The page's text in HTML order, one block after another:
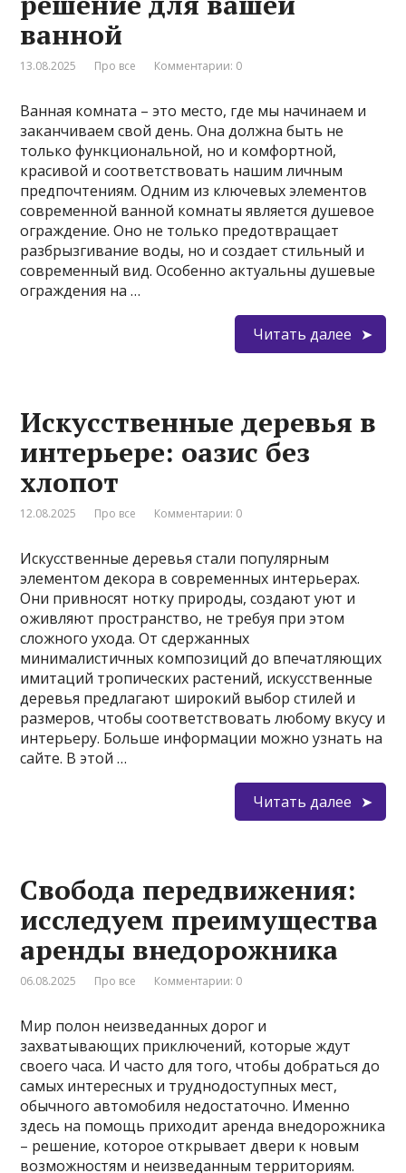
ванной
13.08.2025 Про все Комментарии: 0
Ванная комната – это место, где мы начинаем и
заканчиваем свой день. Она должна быть не
только функциональной, но и комфортной,
красивой и соответствовать нашим личным
предпочтениям. Одним из ключевых элементов
современной ванной комнаты является душевое
ограждение. Оно не только предотвращает
разбрызгивание воды, но и создает стильный и
современный вид. Особенно актуальны душевые
ограждения на …
Читать далее
Искусственные деревья в
интерьере: оазис без
хлопот
12.08.2025 Про все Комментарии: 0
Искусственные деревья стали популярным
элементом декора в современных интерьерах.
Они привносят нотку природы, создают уют и
оживляют пространство, не требуя при этом
сложного ухода. От сдержанных
минималистичных композиций до впечатляющих
имитаций тропических растений, искусственные
деревья предлагают широкий выбор стилей и
размеров, чтобы соответствовать любому вкусу и
интерьеру. Больше информации можно узнать на
сайте. В этой …
Читать далее
Свобода передвижения:
исследуем преимущества
аренды внедорожника
06.08.2025 Про все Комментарии: 0
Мир полон неизведанных дорог и
захватывающих приключений, которые ждут
своего часа. И часто для того, чтобы добраться до
самых интересных и труднодоступных мест,
обычного автомобиля недостаточно. Именно
здесь на помощь приходит аренда внедорожника
– решение, которое открывает двери к новым
возможностям и неизведанным территориям.